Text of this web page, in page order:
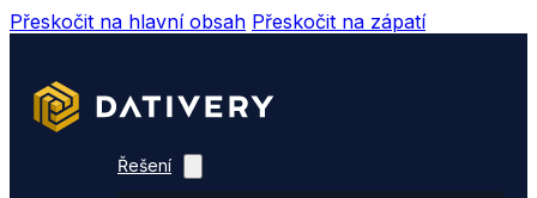
Přeskočit na hlavní obsah Přeskočit na zápatí
Řešení